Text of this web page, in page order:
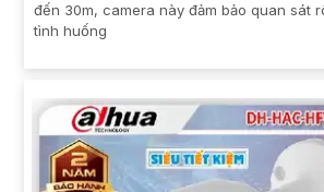
đến 30m, camera này đảm bảo quan sát
tình huống